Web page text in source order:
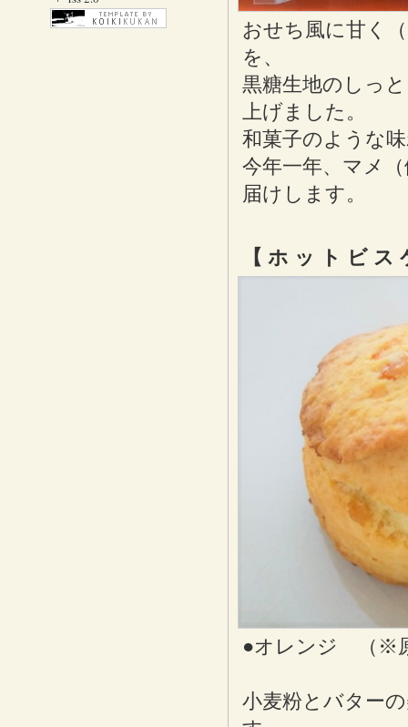
おせち風に甘く
を、
黒糖生地のしっ
上げました。
和菓子のような
今年一年、マメ
届けします。
【 ホ ッ ト ビ ス
●オレンジ （※
小麦粉とバター